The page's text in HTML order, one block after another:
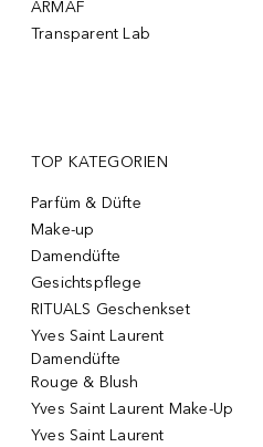
ARMAF
Transparent Lab
TOP KATEGORIEN
Parfüm & Düfte
Make-up
Damendüfte
Gesichtspflege
RITUALS Geschenkset
Yves Saint Laurent
Damendüfte
Rouge & Blush
Yves Saint Laurent Make-Up
Yves Saint Laurent